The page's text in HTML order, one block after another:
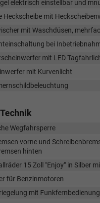
elektrisch einstellbar und
Heckscheibe mit
mit Waschdüsen,
bei
mit LED
mit Kurvenlicht
Wegfahrsperre
vorne und
hinten
15 Zoll "Enjoy" in Silber
für Benzinmotoren
mit